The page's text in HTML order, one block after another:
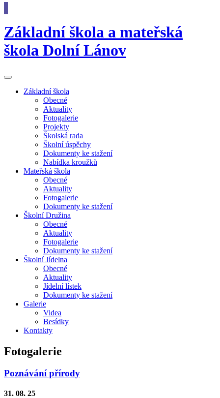
Základní škola a mateřská
škola Dolní Lánov
Základníškola
Obecné
Aktuality
Fotogalerie
Projekty
Školská rada
Školní úspěchy
Dokumenty ke stažení
Nabídka kroužků
Mateřská škola
Obecné
Aktuality
Fotogalerie
Dokumenty ke stažení
ŠkolníDružina
Obecné
Aktuality
Fotogalerie
Dokumenty ke stažení
ŠkolníJídelna
Obecné
Aktuality
Jídelní lístek
Dokumenty ke stažení
Galerie
Videa
Besídky
Kontakty
Fotogalerie
Poznávání přírody
31. 08. 25